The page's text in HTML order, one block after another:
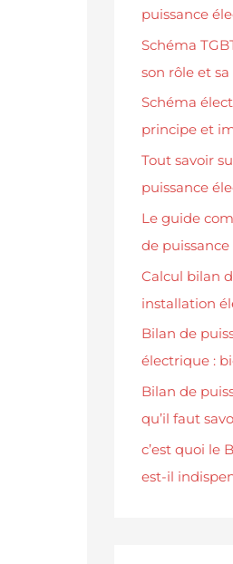
puissance
Schéma
son rôle et
Schéma
principe et
Tout savoir
puissance
Le guide
de puissance
Calcul bilan
installation
Bilan de
électrique :
Bilan de
qu’il faut
c’est quoi le
est-il